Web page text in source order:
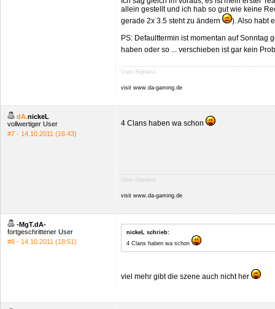
allein gestellt und ich hab so gut wie keine
gerade 2x 3.5 steht zu ändern
). Also habt
PS: Defaulttermin ist momentan auf Sonntag
haben oder so ... verschieben ist gar kein
User-Signatur
visit www.da-gaming.de
dA.nickeL
vollwertiger User
#7 - 14.10.2011 (16:43)
4 Clans haben wa schon
User-Signatur
visit www.da-gaming.de
-MgT.dA-
fortgeschrittener User
#8 - 14.10.2011 (18:51)
nickeL schrieb:
4 Clans haben wa schon
viel mehr gibt die szene auch nicht her